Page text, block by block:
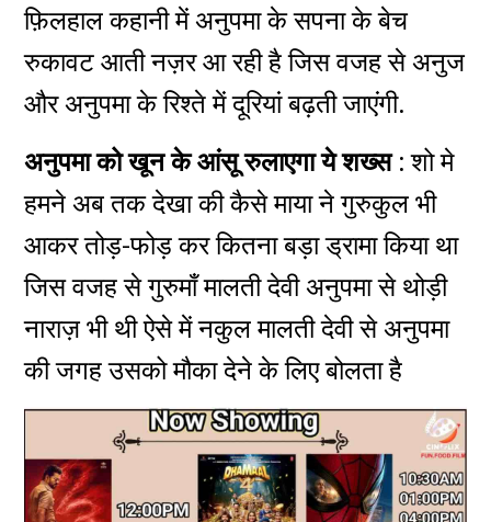
फ़िलहाल कहानी में अनुपमा के सपना के बेच
रुकावट आती नज़र आ रही है जिस वजह से अनुज
और अनुपमा के रिश्ते में दूरियां बढ़ती जाएंगी.
अनुपमा कोखून के आंसू रुलाएगा ये शख्स :शो मे
हमने अब तक देखा की कैसे माया ने गुरुकुल भी
आकर तोड़-फोड़ कर कितना बड़ा ड्रामा किया था
जिस वजह से गुरुमाँ मालती देवी अनुपमा से थोड़ी
नाराज़ भी थी ऐसे मेंनकुल मालती देवी से अनुपमा
की जगह उसको मौका देने के लिए बोलता है